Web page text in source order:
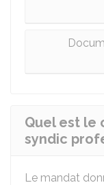
Quel est le
syndic
Le mandat